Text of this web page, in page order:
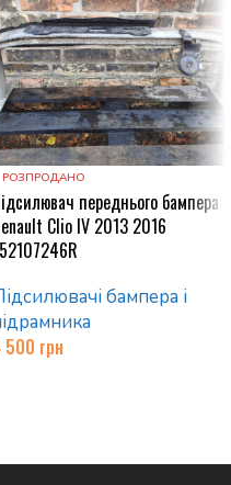
РОЗПРОДАНО
переднього бампера
Clio IV 2013 2016
бампера і
500 грн